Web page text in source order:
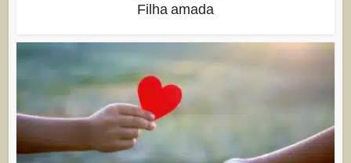
Filha amada